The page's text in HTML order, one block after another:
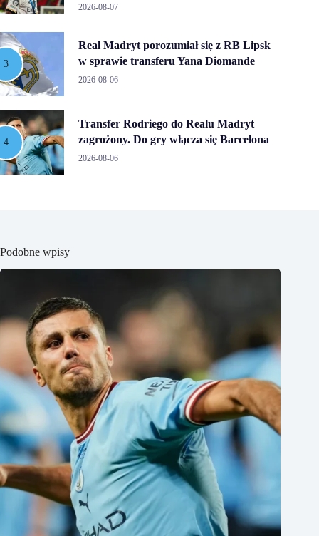
2026-08-07
Real Madryt porozumiał się z RB Lipsk
w sprawie transferu Yana Diomande
2026-08-06
Transfer Rodriego do Realu Madryt
zagrożony. Do gry włącza się Barcelona
2026-08-06
Podobne wpisy